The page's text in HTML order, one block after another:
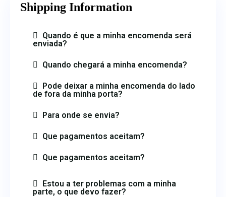
Shipping Information​
Quando é que a minha encomenda será
enviada?
Quando chegará a minha encomenda?
Pode deixar a minha encomenda do lado
de fora da minha porta?
Para onde se envia?
Que pagamentos aceitam?
Que pagamentos aceitam?
Estou a ter problemas com a minha
parte, o que devo fazer?